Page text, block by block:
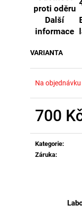
proti oděru
Další
informace
VARIANTA
Na objednávku
700
Kategorie:
Záruka: